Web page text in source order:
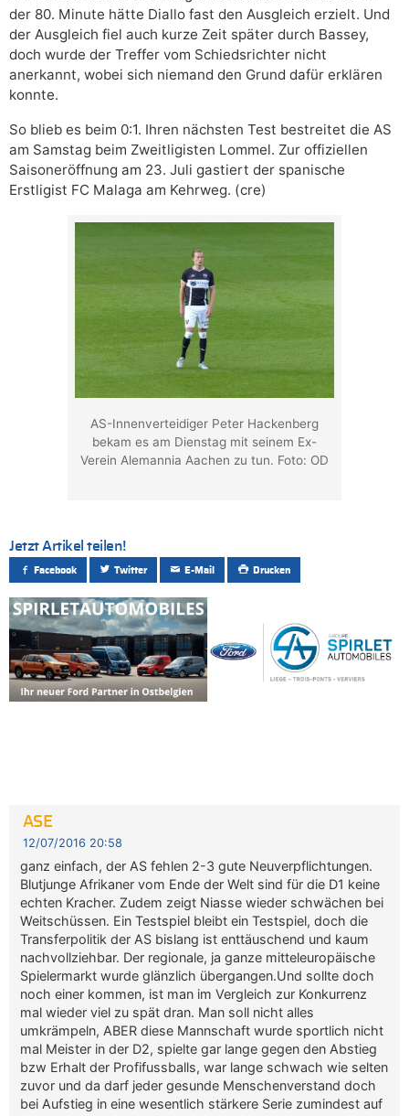
der 80. Minute hätte Diallo fast den Ausgleich erzielt. Und
der Ausgleich fiel auch kurze Zeit später durch Bassey,
doch wurde der Treffer vom Schiedsrichter nicht
anerkannt, wobei sich niemand den Grund dafür erklären
konnte.
So blieb es beim 0:1. Ihren nächsten Test bestreitet die AS
am Samstag beim Zweitligisten Lommel. Zur offiziellen
Saisoneröffnung am 23. Juli gastiert der spanische
Erstligist FC Malaga am Kehrweg. (cre)
AS-Innenverteidiger Peter Hackenberg
bekam es am Dienstag mit seinem Ex-
Verein Alemannia Aachen zu tun. Foto: OD
Jetzt Artikel teilen!
Facebook Twitter E-Mail Drucken
ASE
12/07/2016 20:58
ganz einfach, der AS fehlen 2-3 gute Neuverpflichtungen.
Blutjunge Afrikaner vom Ende der Welt sind für die D1 keine
echten Kracher. Zudem zeigt Niasse wieder schwächen bei
Weitschüssen. Ein Testspiel bleibt ein Testspiel, doch die
Transferpolitik der AS bislang ist enttäuschend und kaum
nachvollziehbar. Der regionale, ja ganze mitteleuropäische
Spielermarkt wurde glänzlich übergangen.Und sollte doch
noch einer kommen, ist man im Vergleich zur Konkurrenz
mal wieder viel zu spät dran. Man soll nicht alles
umkrämpeln, ABER diese Mannschaft wurde sportlich nicht
mal Meister in der D2, spielte gar lange gegen den Abstieg
bzw Erhalt der Profifussballs, war lange schwach wie selten
zuvor und da darf jeder gesunde Menschenverstand doch
bei Aufstieg in eine wesentlich stärkere Serie zumindest auf